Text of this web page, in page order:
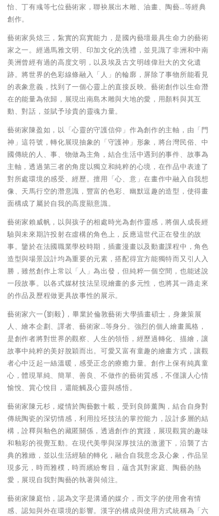
怡、丁有彧等七位藝術家，聯袂展出木雕、油畫、陶藝…等經典
創作。
藝術家吳炫三，紮實的寫實能力，是國內藝壇最具生命力的藝術
家之一。經過馬雅文明、印加文化的洗禮，並見識了非洲和中南
美洲曾經有過的高度文明，以及埃及古文明雄偉壯大的文化遺
跡。將世界的色彩線條融入「人」的輪廓，屏除了事物所能看見
的表象意義，找到了一個心靈上的直接反映。藝術創作以生命潛
在的能量為依歸，展現出南島木雕與大地的愛，用顏料與其互
動、對話，並賦予珍貴的靈魂力量。
藝術家陳盈如，以「心靈的守護信仰」作為創作的主軸，由「門
神」這符號，轉化展現抽象的「守護神」形象，將台灣民俗、中
國傳統的人、事、物做為主角，結合生活中遇到的事件、故事為
主軸，透過第三者的角度以獨立和純粹的心境，在作品中表達了
對所處環境的感受、經歷。擅用「心、意」在畫作中融入自我想
像、天馬行空的潛意識，豐富的色彩、幽默逗趣的造型，使得畫
面構成了屬於自我的高度顯意識。
藝術家賴威帆，以與孩子的相處時光為創作靈感，將個人成長經
驗與未來期許投射在虛構的角色上，反應這世代正在發生的故
事。鑒於在法國職業學校時期，插畫漫畫以及動畫課程中，角色
造型與場景設計均為重要的元素，搭配得宜方能獨特而又引人入
勝，雖然創作上常以「人」為出發，但純粹一個空間，也能述說
一段故事。以各式媒材技法呈現繪畫的多元性，也將其一路走來
的作品及歷程做更具故事性的展示。
藝術家六一(劉毅)，畢業於倫敦藝術大學插畫碩士，身兼策展
人、繪本企劃、譯者、藝術家…等身分。強烈的個人繪畫風格，
是創作者將對世界的觀察、人生的領悟，經歷過轉化、描繪，讓
故事中純粹的美好脫穎而出。可愛又富有童趣的繪畫方式，讓觀
者心中泛起一絲溫暖，感受正念的療癒力量。創作上保有純真童
心，體現單純、簡單、善良、不做作的藝術質感，不僅讓人心情
愉悅、賞心悅目，還能觸及心靈與感悟。
藝術家陳元杉，縱情於陶藝數十載，受到良師薰陶，結合自身對
傳統陶瓷的深切情感，利用拉坯技法的掌控能力，設計多層的結
構，詮釋與釉色的藏匿關係，透過創作的實踐，展現觀賞的趣味
和釉彩的視覺互動。在現代美學與深厚技法的激盪下，沿襲了古
典的雅緻，並以生活經驗的轉化，融合自我意念及心象，作品呈
現多元，時而雅樸，時而繽紛奪目，蘊含其對家庭、陶藝的熱
愛，展現自我對陶藝的執著與傾注。
藝術家陳庭怡，認為文字是溝通的媒介，而文字的使用會有情
感、認知與外在環境的影響。漢字的構成與使用方式統稱為「六